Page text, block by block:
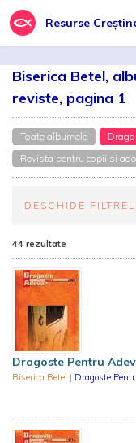
Resurse
Biserica Betel,
reviste, pagina 1
Toate albumele
Revista pentru copii si
DESCHIDE
44 rezultate
Dragoste Pentru
Biserica Betel | Dragoste